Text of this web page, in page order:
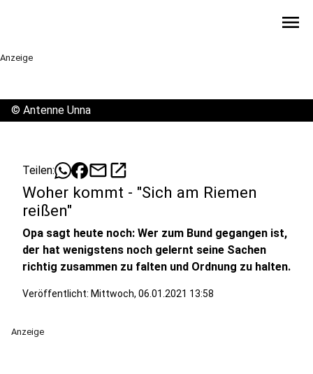
menu
Anzeige
© Antenne Unna
Teilen: mailopen_in_new
Woher kommt - "Sich am Riemen
reißen"
Opa sagt heute noch: Wer zum Bund gegangen ist,
der hat wenigstens noch gelernt seine Sachen
richtig zusammen zu falten und Ordnung zu halten.
Veröffentlicht: Mittwoch, 06.01.2021 13:58
Anzeige